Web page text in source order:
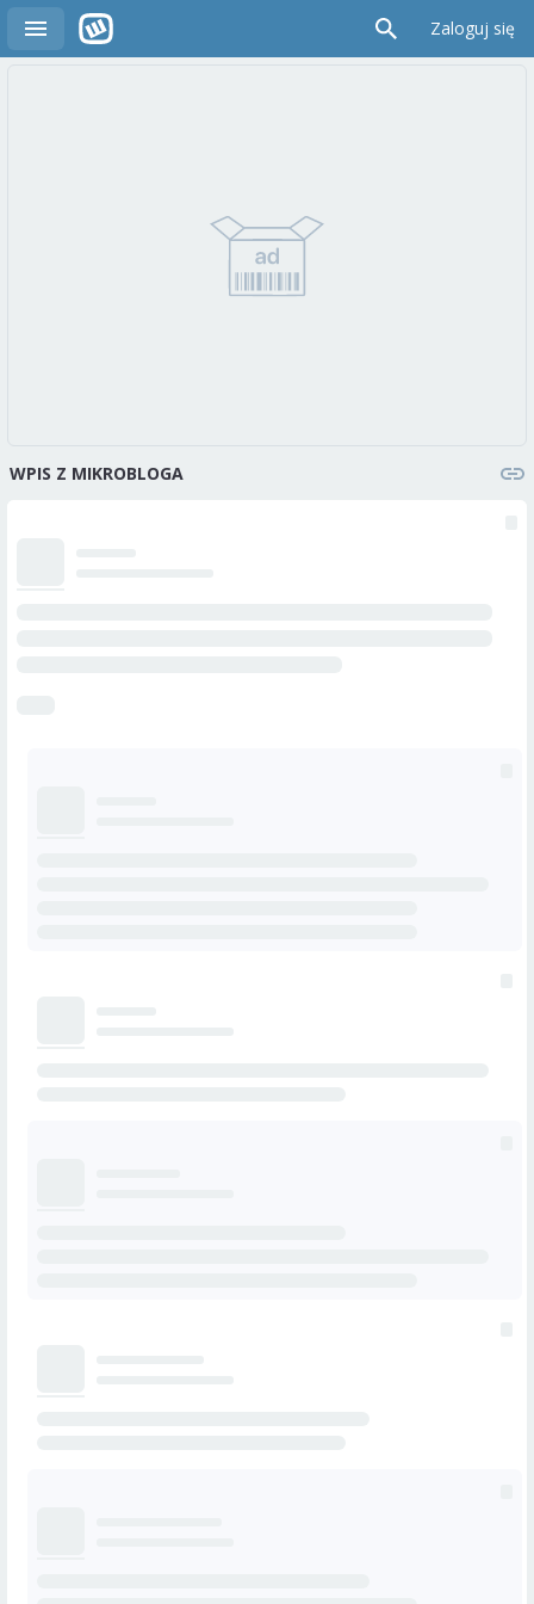
Zaloguj się
WPIS Z MIKROBLOGA